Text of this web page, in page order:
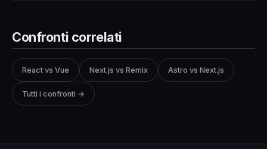
Confronti correlati
React vs Vue Next.js vs Remix Astro vs Next.js
Tutti i confronti →